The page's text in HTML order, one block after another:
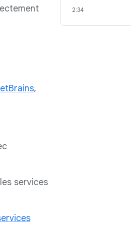
,
services
2:34